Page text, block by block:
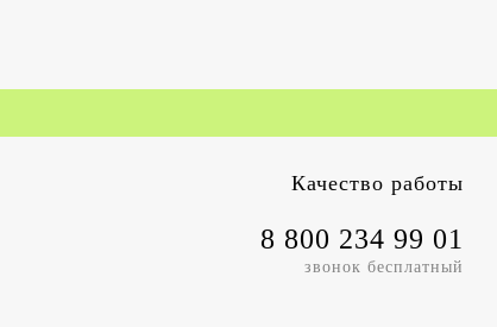
Качество работы
8 800 234 99 01
звонок бесплатный